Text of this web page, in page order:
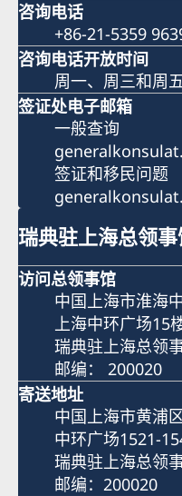
咨询电话
+86-21-5359
咨询电话开放时间
周一、周三和周
签证处电子邮箱
一般查询
签证和移民问题
瑞典驻上海总领
访问总领事馆
中国上海市淮海
上海中环广场15
瑞典驻上海总领
邮编： 200020
寄送地址
中国上海市黄浦
中环广场1521-
瑞典驻上海总领
邮编：200020